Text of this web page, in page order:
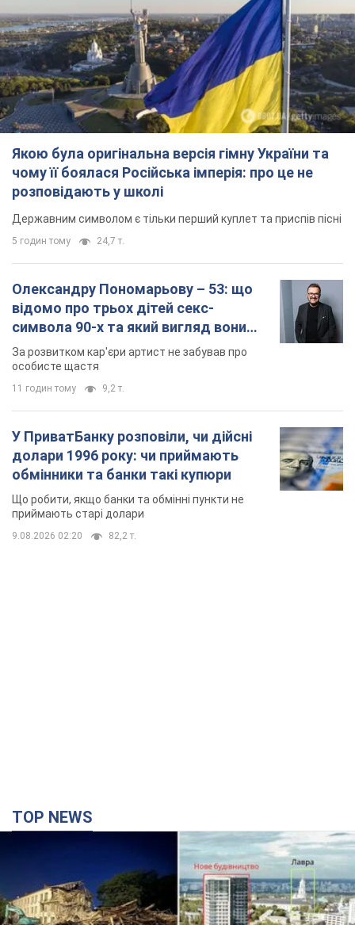
Якою була оригінальна версія гімну України та
чому її боялася Російська імперія: про це не
розповідають у школі
Державним символом є тільки перший куплет та приспів пісні
5 годин тому 24,7 т.
Олександру Пономарьову – 53: що
відомо про трьох дітей секс-
символа 90-х та який вигляд вони
мають
За розвитком кар'єри артист не забував про
особисте щастя
11 годин тому 9,2 т.
У ПриватБанку розповіли, чи дійсні
долари 1996 року: чи приймають
обмінники та банки такі купюри
Що робити, якщо банки та обмінні пункти не
приймають старі долари
9.08.2026 02:20 82,2 т.
TOP NEWS